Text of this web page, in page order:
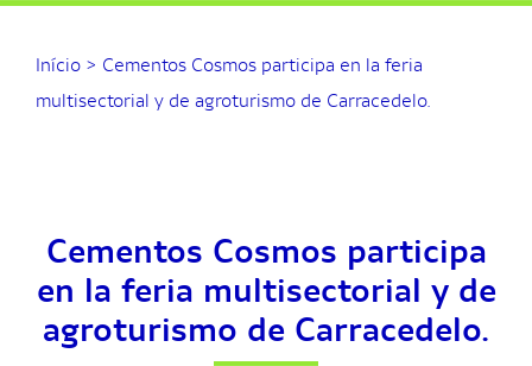
Início> Cementos Cosmos participa en la feria
multisectorial y de agroturismo de Carracedelo.
Cementos Cosmos participa
en la feria multisectorial y de
agroturismo de Carracedelo.